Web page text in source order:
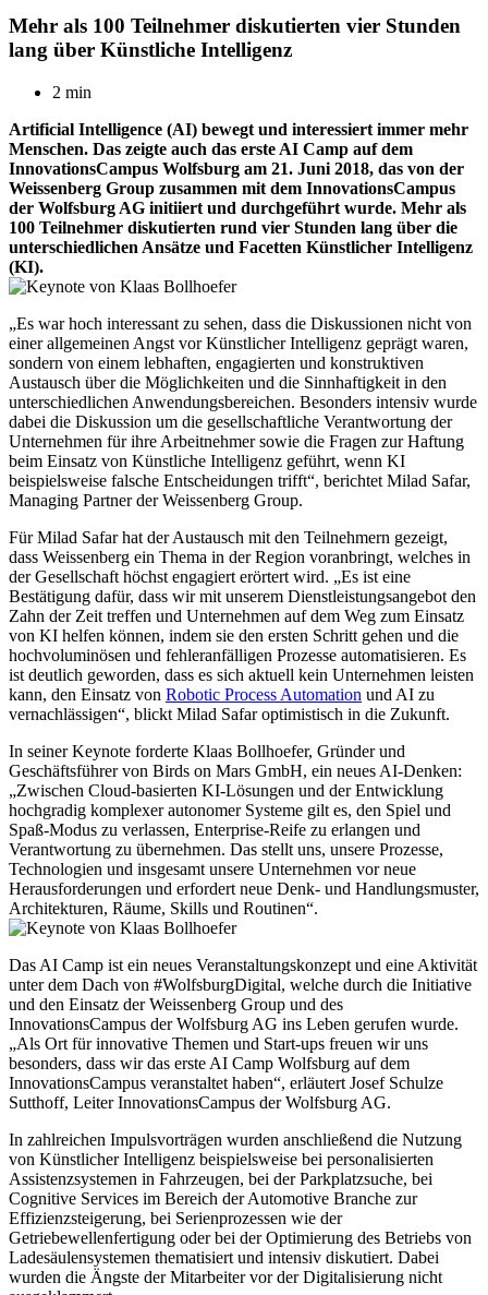
Mehr als 100 Teilnehmer diskutierten vier Stunden
lang über Künstliche Intelligenz
2 min
Artificial Intelligence (AI) bewegt und interessiert immer mehr
Menschen. Das zeigte auch das erste AI Camp auf dem
InnovationsCampus Wolfsburg am 21. Juni 2018, das von der
Weissenberg Group zusammen mit dem InnovationsCampus
der Wolfsburg AG initiiert und durchgeführt wurde. Mehr als
100 Teilnehmer diskutierten rund vier Stunden lang über die
unterschiedlichen Ansätze und Facetten Künstlicher Intelligenz
(KI).
„Es war hoch interessant zu sehen, dass die Diskussionen nicht von
einer allgemeinen Angst vor Künstlicher Intelligenz geprägt waren,
sondern von einem lebhaften, engagierten und konstruktiven
Austausch über die Möglichkeiten und die Sinnhaftigkeit in den
unterschiedlichen Anwendungsbereichen. Besonders intensiv wurde
dabei die Diskussion um die gesellschaftliche Verantwortung der
Unternehmen für ihre Arbeitnehmer sowie die Fragen zur Haftung
beim Einsatz von Künstliche Intelligenz geführt, wenn KI
beispielsweise falsche Entscheidungen trifft“, berichtet Milad Safar,
Managing Partner der Weissenberg Group.
Für Milad Safar hat der Austausch mit den Teilnehmern gezeigt,
dass Weissenberg ein Thema in der Region voranbringt, welches in
der Gesellschaft höchst engagiert erörtert wird. „Es ist eine
Bestätigung dafür, dass wir mit unserem Dienstleistungsangebot den
Zahn der Zeit treffen und Unternehmen auf dem Weg zum Einsatz
von KI helfen können, indem sie den ersten Schritt gehen und die
hochvoluminösen und fehleranfälligen Prozesse automatisieren. Es
ist deutlich geworden, dass es sich aktuell kein Unternehmen leisten
kann, den Einsatz von Robotic Process Automation und AI zu
vernachlässigen“, blickt Milad Safar optimistisch in die Zukunft.
In seiner Keynote forderte Klaas Bollhoefer, Gründer und
Geschäftsführer von Birds on Mars GmbH, ein neues AI-Denken:
„Zwischen Cloud-basierten KI-Lösungen und der Entwicklung
hochgradig komplexer autonomer Systeme gilt es, den Spiel und
Spaß-Modus zu verlassen, Enterprise-Reife zu erlangen und
Verantwortung zu übernehmen. Das stellt uns, unsere Prozesse,
Technologien und insgesamt unsere Unternehmen vor neue
Herausforderungen und erfordert neue Denk- und Handlungsmuster,
Architekturen, Räume, Skills und Routinen“.
Das AI Camp ist ein neues Veranstaltungskonzept und eine Aktivität
unter dem Dach von #WolfsburgDigital, welche durch die Initiative
und den Einsatz der Weissenberg Group und des
InnovationsCampus der Wolfsburg AG ins Leben gerufen wurde.
„Als Ort für innovative Themen und Start-ups freuen wir uns
besonders, dass wir das erste AI Camp Wolfsburg auf dem
InnovationsCampus veranstaltet haben“, erläutert Josef Schulze
Sutthoff, Leiter InnovationsCampus der Wolfsburg AG.
In zahlreichen Impulsvorträgen wurden anschließend die Nutzung
von Künstlicher Intelligenz beispielsweise bei personalisierten
Assistenzsystemen in Fahrzeugen, bei der Parkplatzsuche, bei
Cognitive Services im Bereich der Automotive Branche zur
Effizienzsteigerung, bei Serienprozessen wie der
Getriebewellenfertigung oder bei der Optimierung des Betriebs von
Ladesäulensystemen thematisiert und intensiv diskutiert. Dabei
wurden die Ängste der Mitarbeiter vor der Digitalisierung nicht